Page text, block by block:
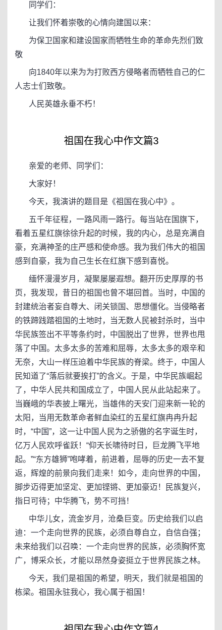
同学们：
让我们怀着崇敬的心情向建国以来：
为保卫国家和建设国家而牺牲生命的革命先烈们致
敬
向1840年以来为为打败西方侵略者而牺牲自己的仁
人志士们致敬。
人民英雄永垂不朽！
祖国在我心中作文篇3
亲爱的老师、同学们：
大家好！
今天，我演讲的题目是《祖国在我心中》。
五千年征程，一路风雨一路行。每当站在国旗下，
看着五星红旗徐徐升起的时候，我的内心，总是充满自
豪，充满神圣的庄严感和使命感。我为我们伟大的祖国
感到自豪，我为自己生长在红旗下感到喜悦。
缅怀漫漫岁月，凝聚屡屡遐想。翻开历史厚厚的书
页，我发现，昔日的祖国也曾不堪回首。当时，中国的
封建统治者妄自尊大、闭关锁国、思想僵化。当侵略者
的铁蹄践踏祖国的土地时，当无数人民被封杀时，当中
华民族签出不平等条约时，中国脱出了世界，世界也甩
落了中国。太多太多的苦难和屈辱，太多太多的艰辛和
无奈，大山一样压迫着中华民族的脊梁。终于，中国人
民知道了“落后就要挨打”的含义。于是，中华民族崛起
了，中华人民共和国成立了，中国人民从此站起来了。
当巍峨的华表披上曙光，当雄伟的天安门迎来新一轮的
太阳，当用无数革命者鲜血染红的五星红旗冉冉升起
时，“中国”，这一让中国人民为之骄傲的名字诞生时，
亿万人民欢呼雀跃！“仰天长啸待时日，巨龙腾飞平地
起。”“东方雄狮”咆哮着，前进着，屈辱的历史一去不复
返，辉煌的前景向我们走来！如今，走向世界的中国，
脚步迈得更加坚定、更加铿锵、更加豪迈！民族复兴，
指日可待；中华腾飞，势不可挡！
中华儿女，流金岁月，沧桑巨变。历史给我们以启
迪：一个走向世界的民族，必须自尊自立，自信自强；
未来给我们以召唤：一个走向世界的民族，必须胸怀宽
广，博采众长，才能以昂然身姿挺立于世界民族之林。
今天，我们是祖国的希望，明天，我们就是祖国的
栋梁。祖国永驻我心，我心属于祖国！